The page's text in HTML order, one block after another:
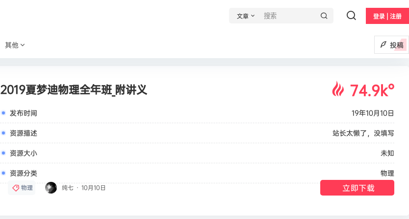
文章 登录 | 注册
其他 投稿
2019夏梦迪物理全年班_附讲义 74.9k°
发布时间 19年10月10日
资源描述 站长太懒了，没填写
资源大小 未知
资源分类 物理
物理 纯七 · 10月10日 立即下载